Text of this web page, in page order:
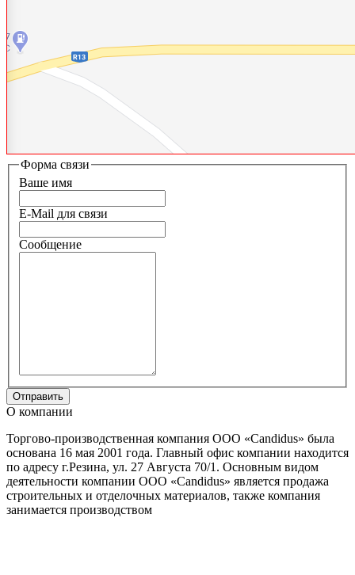
Форма связи
Ваше имя
E-Mail для связи
Сообщение
О компании
Торгово-производственная компания ООО «Candidus» была
основана 16 мая 2001 года. Главный офис компании находится
по адресу г.Резина, ул. 27 Августа 70/1. Основным видом
деятельности компании ООО «Candidus» является продажа
строительных и отделочных материалов, также компания
занимается производством